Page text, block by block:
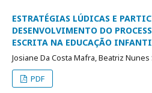
ESTRATÉGIAS LÚDICAS E
DESENVOLVIMENTO DO
ESCRITA NA EDUCAÇÃO
Josiane Da Costa Mafra, Beatriz
PDF